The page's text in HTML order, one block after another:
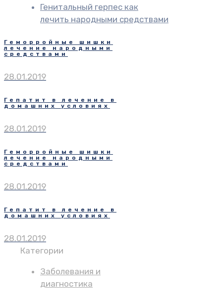
Генитальный герпес как
лечить народными средствами
Геморройные шишки
лечение народными
средствами
28.01.2019
Гепатит в лечение в
домашних условиях
28.01.2019
Геморройные шишки
лечение народными
средствами
28.01.2019
Гепатит в лечение в
домашних условиях
28.01.2019
Категории
Заболевания и
диагностика